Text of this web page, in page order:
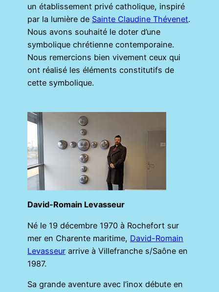
un établissement privé catholique, inspiré
par la lumière de Sainte Claudine Thévenet.
Nous avons souhaité le doter d’une
symbolique chrétienne contemporaine.
Nous remercions bien vivement ceux qui
ont réalisé les éléments constitutifs de
cette symbolique.
David-Romain Levasseur
Né le 19 décembre 1970 à Rochefort sur
mer en Charente maritime, David-Romain
Levasseur arrive à Villefranche s/Saône en
1987.
Sa grande aventure avec l’inox débute en